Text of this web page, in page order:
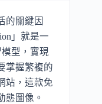
的關鍵因
」就是一
型，實現
掌握繁複的
站，這款免
態圖像。